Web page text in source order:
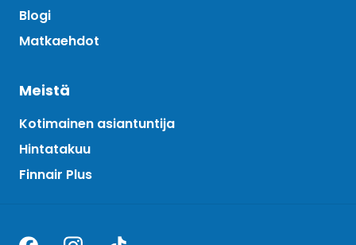
Blogi
Matkaehdot
Meistä
Kotimainen asiantuntija
Hintatakuu
Finnair Plus